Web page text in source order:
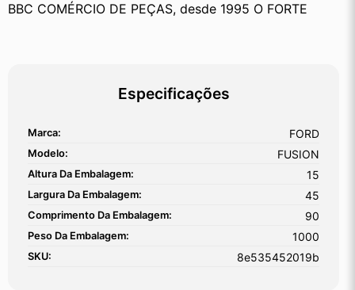
BBC COMÉRCIO DE PEÇAS, desde 1995 O FORTE
Especificações
Marca: FORD
Modelo: FUSION
Altura Da Embalagem: 15
Largura Da Embalagem: 45
Comprimento Da Embalagem: 90
Peso Da Embalagem: 1000
SKU: 8e535452019b